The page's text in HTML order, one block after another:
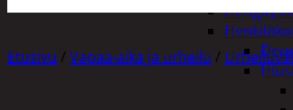
Etusivu / Vapaa-aika ja urheilu /